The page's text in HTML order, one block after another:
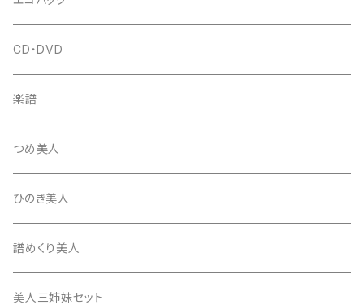
柱入
平柱入
三角柱入
琴台
13絃用琴台（低）
13絃用琴台（高）
桐柱箱
消音フェルト
長唄駒
爪駒入
撥入
一丁撥入
三角撥入（ファスナー式）
撥
長唄・民謡撥
地唄撥
撥さや
撥滑り止めゴム
ひざゴム・胴ゴム・おひざもと
チューナー・メトロノーム
CD・DVD
楽譜
つめ美人
ひのき美人
譜めくり美人
美人三姉妹セット